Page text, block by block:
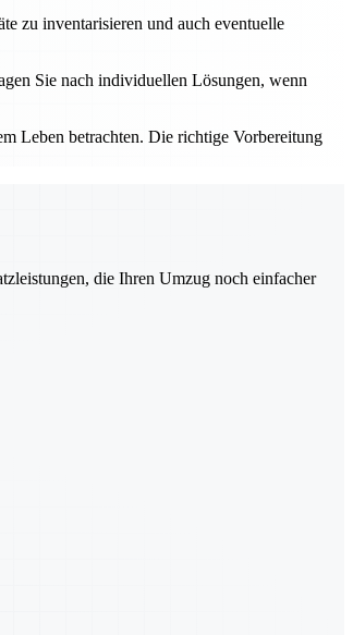
zu inventarisieren und auch eventuelle
Sie nach individuellen Lösungen, wenn
Leben betrachten. Die richtige Vorbereitung
die Ihren Umzug noch einfacher